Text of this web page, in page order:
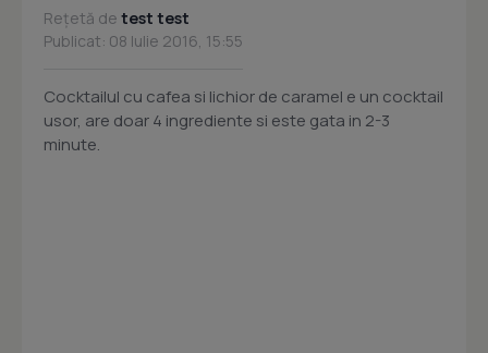
Rețetă de test test
Publicat: 08 Iulie 2016, 15:55
Cocktailul cu cafea si lichior de caramel e un cocktail
usor, are doar 4 ingrediente si este gata in 2-3
minute.